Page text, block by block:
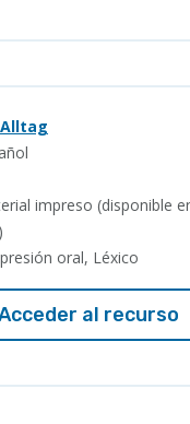
impreso (disponible
oral, Léxico
al recurso